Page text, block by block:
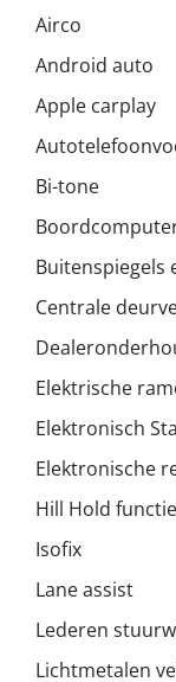
Airco
Android auto
Apple carplay
Bi-tone
Buitenspiegels
Centrale
Elektrische
Elektronisch
Elektronische
Hill Hold functie
Isofix
Lane assist
Lederen
Lichtmetalen